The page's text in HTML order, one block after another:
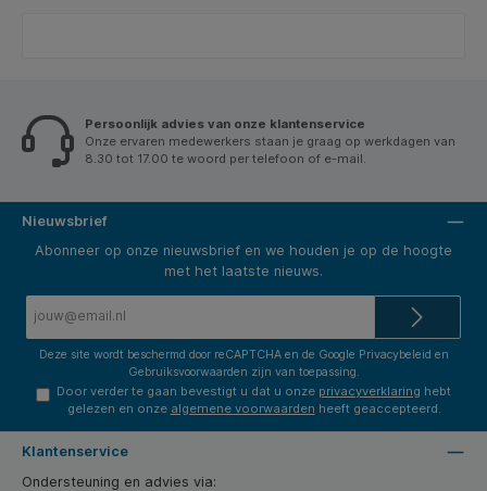
Persoonlijk advies van onze klantenservice
Onze ervaren medewerkers staan je graag op werkdagen van
8.30 tot 17.00 te woord per telefoon of e-mail.
Nieuwsbrief
Abonneer op onze nieuwsbrief en we houden je op de hoogte
met het laatste nieuws.
Deze site wordt beschermd door reCAPTCHA en de Google Privacybeleid en
Gebruiksvoorwaarden zijn van toepassing.
Door verder te gaan bevestigt u dat u onze privacyverklaring hebt
gelezen en onze algemene voorwaarden heeft geaccepteerd.
Klantenservice
Ondersteuning en advies via: